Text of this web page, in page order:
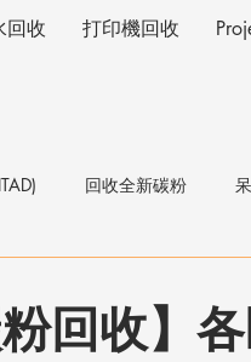
回收 打印機回收
回收全新碳粉
回收】